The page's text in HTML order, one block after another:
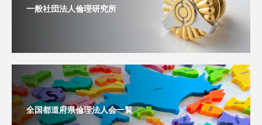
一般社団法人倫理研究所
全国都道府県倫理法人会一覧